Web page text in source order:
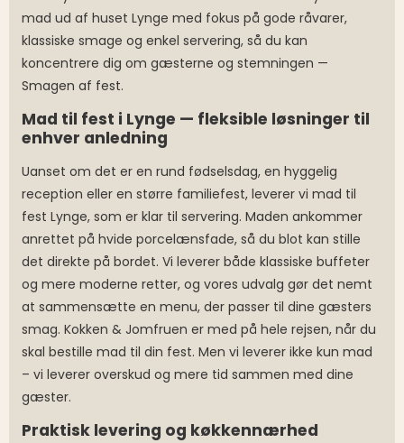
mad ud af huset Lynge med fokus på gode råvarer,
klassiske smage og enkel servering, så du kan
koncentrere dig om gæsterne og stemningen —
Smagen af fest.
Mad til fest i Lynge — fleksible løsninger til
enhver anledning
Uanset om det er en rund fødselsdag, en hyggelig
reception eller en større familiefest, leverer vi mad til
fest Lynge, som er klar til servering. Maden ankommer
anrettet på hvide porcelænsfade, så du blot kan stille
det direkte på bordet. Vi leverer både klassiske buffeter
og mere moderne retter, og vores udvalg gør det nemt
at sammensætte en menu, der passer til dine gæsters
smag. Kokken & Jomfruen er med på hele rejsen, når du
skal bestille mad til din fest. Men vi leverer ikke kun mad
– vi leverer overskud og mere tid sammen med dine
gæster.
Praktisk levering og køkkennærhed